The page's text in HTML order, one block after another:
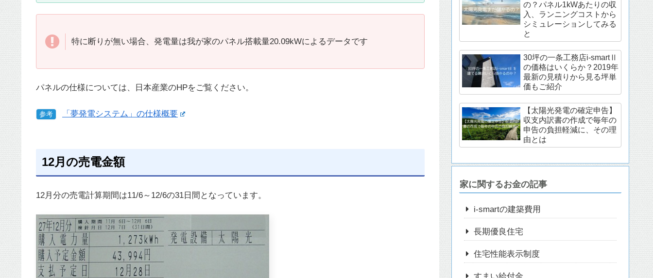
特に断りが無い場合、発電量は我が家のパネル搭載量20.09kWによるデータです
パネルの仕様については、日本産業のHPをご覧ください。
参考 「夢発電システム」の仕様概要
12月の売電金額
12月分の売電計算期間は11/6～12/6の31日間となっています。
の？パネル1kWあたりの収
入、ランニングコストから
シミュレーションしてみる
と
30坪の一条工務店i-smartⅡ
の価格はいくらか？2019年
最新の見積りから見る坪単
価もご紹介
【太陽光発電の確定申告】
収支内訳書の作成で毎年の
申告の負担軽減に、その理
由とは
家に関するお金の記事
i-smartの建築費用
長期優良住宅
住宅性能表示制度